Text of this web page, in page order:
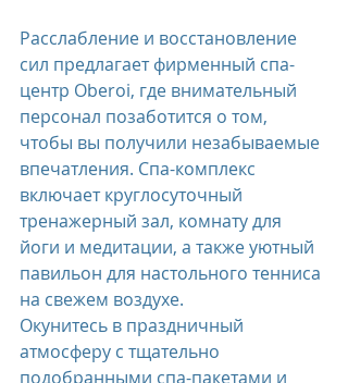
Расслабление и восстановление
сил предлагает фирменный спа-
центр Oberoi, где внимательный
персонал позаботится о том,
чтобы вы получили незабываемые
впечатления. Спа-комплекс
включает круглосуточный
тренажерный зал, комнату для
йоги и медитации, а также уютный
павильон для настольного тенниса
на свежем воздухе.
Окунитесь в праздничный
атмосферу с тщательно
подобранными спа-пакетами и